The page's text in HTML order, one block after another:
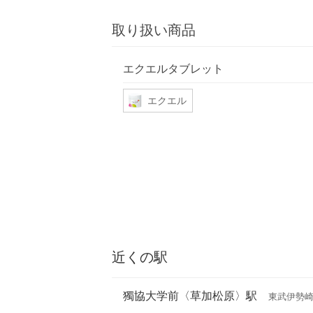
取り扱い商品
エクエルタブレット
エクエル
近くの駅
獨協大学前〈草加松原〉駅 東武伊勢